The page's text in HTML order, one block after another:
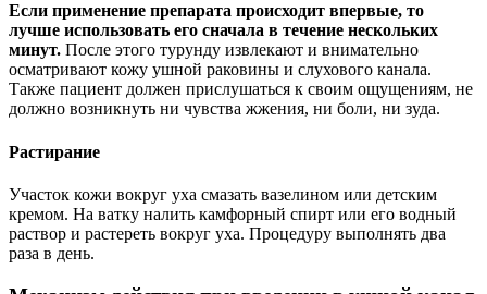
Если применение препарата происходит впервые, то
лучше использовать его сначала в течение нескольких
минут. После этого турунду извлекают и внимательно
осматривают кожу ушной раковины и слухового канала.
Также пациент должен прислушаться к своим ощущениям, не
должно возникнуть ни чувства жжения, ни боли, ни зуда.
Растирание
Участок кожи вокруг уха смазать вазелином или детским
кремом. На ватку налить камфорный спирт или его водный
раствор и растереть вокруг уха. Процедуру выполнять два
раза в день.